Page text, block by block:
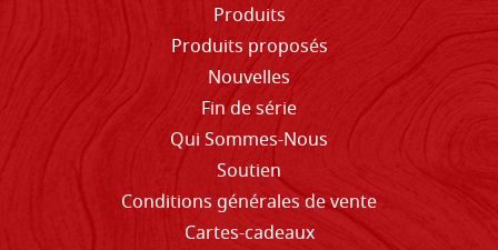
Produits
Produits proposés
Nouvelles
Fin de série
Qui Sommes-Nous
Soutien
Conditions générales de vente
Cartes-cadeaux